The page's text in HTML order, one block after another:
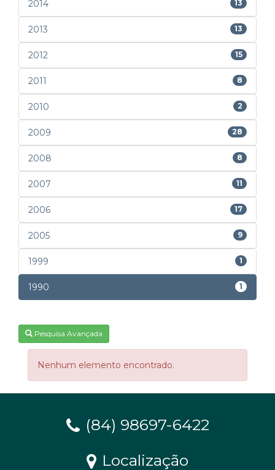
2014 13
2013 13
2012 15
2011 8
2010 2
2009 28
2008 8
2007 11
2006 17
2005 9
1999 1
1990 1
Pesquisa Avançada
Nenhum elemento encontrado.
(84) 98697-6422
Localização